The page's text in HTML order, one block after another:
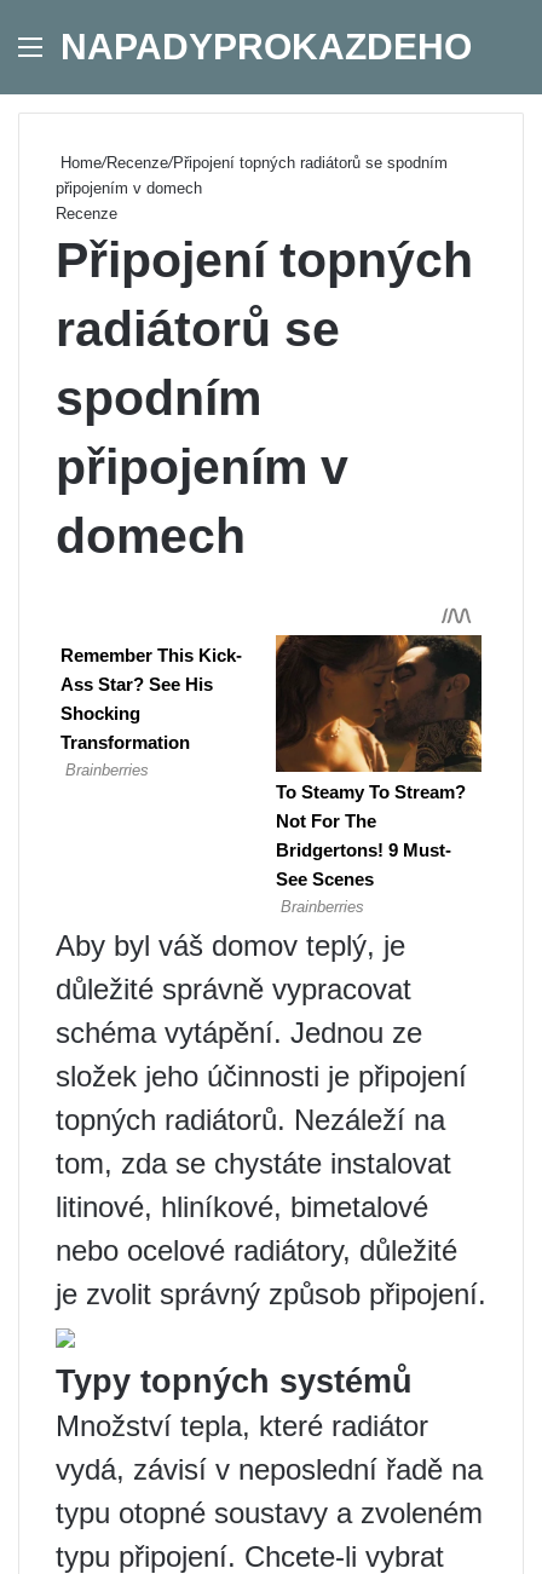
Menu
NAPADYPROKAZDEHO
Home/Recenze/Připojení topných radiátorů se spodním
připojením v domech
Recenze
Připojení topných
radiátorů se
spodním
připojením v
domech
Aby byl váš domov teplý, je
důležité správně vypracovat
schéma vytápění. Jednou ze
složek jeho účinnosti je připojení
topných radiátorů. Nezáleží na
tom, zda se chystáte instalovat
litinové, hliníkové, bimetalové
nebo ocelové radiátory, důležité
je zvolit správný způsob připojení.
Typy topných systémů
Množství tepla, které radiátor
vydá, závisí v neposlední řadě na
typu otopné soustavy a zvoleném
typu připojení. Chcete-li vybrat